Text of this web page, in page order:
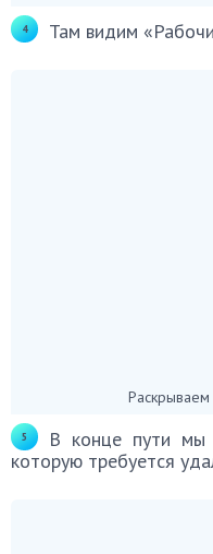
Там видим
Раскрываем
В конце пути мы
которую требуется